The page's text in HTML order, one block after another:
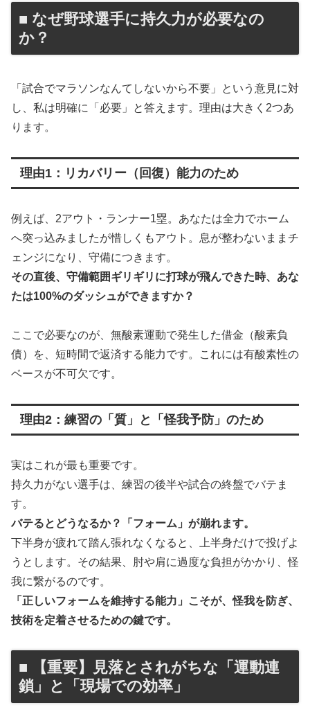
■ なぜ野球選手に持久力が必要なの
か？
「試合でマラソンなんてしないから不要」という意見に対
し、私は明確に「必要」と答えます。理由は大きく2つあ
ります。
理由1：リカバリー（回復）能力のため
例えば、2アウト・ランナー1塁。あなたは全力でホーム
へ突っ込みましたが惜しくもアウト。息が整わないままチ
ェンジになり、守備につきます。
その直後、守備範囲ギリギリに打球が飛んできた時、あな
たは100%のダッシュができますか？
ここで必要なのが、無酸素運動で発生した借金（酸素負
債）を、短時間で返済する能力です。これには有酸素性の
ベースが不可欠です。
理由2：練習の「質」と「怪我予防」のため
実はこれが最も重要です。
持久力がない選手は、練習の後半や試合の終盤でバテま
す。
バテるとどうなるか？「フォーム」が崩れます。
下半身が疲れて踏ん張れなくなると、上半身だけで投げよ
うとします。その結果、肘や肩に過度な負担がかかり、怪
我に繋がるのです。
「正しいフォームを維持する能力」こそが、怪我を防ぎ、
技術を定着させるための鍵です。
■ 【重要】見落とされがちな「運動連
鎖」と「現場での効率」